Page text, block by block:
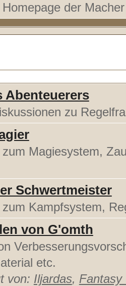
der
Abenteuerers
zu
Magiesystem,
Schwertmeister
Kampfsystem,
von G'omth
etc.
von: Iljardas, Fantasy